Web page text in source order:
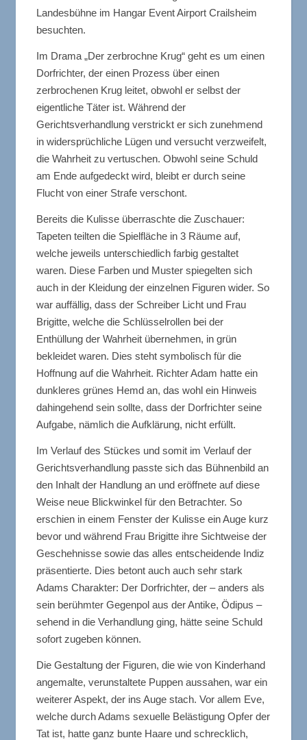
Landesbühne im Hangar Event Airport Crailsheim
besuchten.
Im Drama „Der zerbrochne Krug“ geht es um einen
Dorfrichter, der einen Prozess über einen
zerbrochenen Krug leitet, obwohl er selbst der
eigentliche Täter ist. Während der
Gerichtsverhandlung verstrickt er sich zunehmend
in widersprüchliche Lügen und versucht verzweifelt,
die Wahrheit zu vertuschen. Obwohl seine Schuld
am Ende aufgedeckt wird, bleibt er durch seine
Flucht von einer Strafe verschont.
Bereits die Kulisse überraschte die Zuschauer:
Tapeten teilten die Spielfläche in 3 Räume auf,
welche jeweils unterschiedlich farbig gestaltet
waren. Diese Farben und Muster spiegelten sich
auch in der Kleidung der einzelnen Figuren wider. So
war auffällig, dass der Schreiber Licht und Frau
Brigitte, welche die Schlüsselrollen bei der
Enthüllung der Wahrheit übernehmen, in grün
bekleidet waren. Dies steht symbolisch für die
Hoffnung auf die Wahrheit. Richter Adam hatte ein
dunkleres grünes Hemd an, das wohl ein Hinweis
dahingehend sein sollte, dass der Dorfrichter seine
Aufgabe, nämlich die Aufklärung, nicht erfüllt.
Im Verlauf des Stückes und somit im Verlauf der
Gerichtsverhandlung passte sich das Bühnenbild an
den Inhalt der Handlung an und eröffnete auf diese
Weise neue Blickwinkel für den Betrachter. So
erschien in einem Fenster der Kulisse ein Auge kurz
bevor und während Frau Brigitte ihre Sichtweise der
Geschehnisse sowie das alles entscheidende Indiz
präsentierte. Dies betont auch auch sehr stark
Adams Charakter: Der Dorfrichter, der – anders als
sein berühmter Gegenpol aus der Antike, Ödipus –
sehend in die Verhandlung ging, hätte seine Schuld
sofort zugeben können.
Die Gestaltung der Figuren, die wie von Kinderhand
angemalte, verunstaltete Puppen aussahen, war ein
weiterer Aspekt, der ins Auge stach. Vor allem Eve,
welche durch Adams sexuelle Belästigung Opfer der
Tat ist, hatte ganz bunte Haare und schrecklich,